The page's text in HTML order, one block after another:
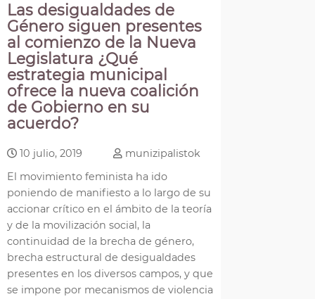
Las desigualdades de
Género siguen presentes
al comienzo de la Nueva
Legislatura ¿Qué
estrategia municipal
ofrece la nueva coalición
de Gobierno en su
acuerdo?
10 julio, 2019
munizipalistok
El movimiento feminista ha ido
poniendo de manifiesto a lo largo de su
accionar crítico en el ámbito de la teoría
y de la movilización social, la
continuidad de la brecha de género,
brecha estructural de desigualdades
presentes en los diversos campos, y que
se impone por mecanismos de violencia